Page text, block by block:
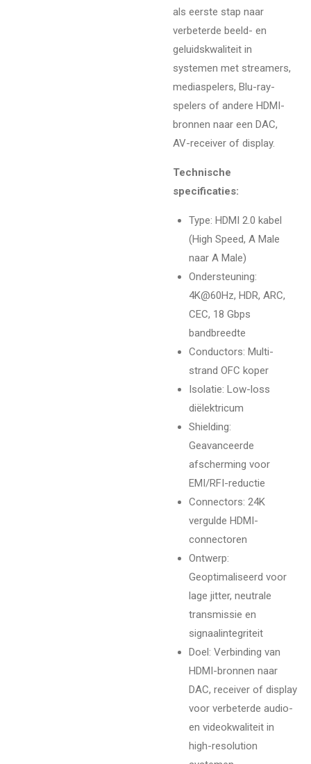
als eerste stap naar
verbeterde beeld- en
geluidskwaliteit in
systemen met streamers,
mediaspelers, Blu-ray-
spelers of andere HDMI-
bronnen naar een DAC,
AV-receiver of display.
Technische
specificaties:
Type: HDMI 2.0 kabel
(High Speed, A Male
naar A Male)
Ondersteuning:
4K@60Hz, HDR, ARC,
CEC, 18 Gbps
bandbreedte
Conductors: Multi-
strand OFC koper
Isolatie: Low-loss
diëlektricum
Shielding:
Geavanceerde
afscherming voor
EMI/RFI-reductie
Connectors: 24K
vergulde HDMI-
connectoren
Ontwerp:
Geoptimaliseerd voor
lage jitter, neutrale
transmissie en
signaalintegriteit
Doel: Verbinding van
HDMI-bronnen naar
DAC, receiver of display
voor verbeterde audio-
en videokwaliteit in
high-resolution